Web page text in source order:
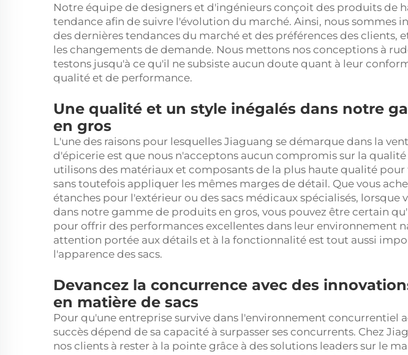
Notre équipe de designers et d'ingénieurs conçoit des produits de
tendance afin de suivre l'évolution du marché. Ainsi, nous sommes
des dernières tendances du marché et des préférences des clients,
les changements de demande. Nous mettons nos conceptions à
testons jusqu'à ce qu'il ne subsiste aucun doute quant à leur
qualité et de performance.
Une qualité et un style inégalés dans notre
en gros
L'une des raisons pour lesquelles Jiaguang se démarque dans la
d'épicerie est que nous n'acceptons aucun compromis sur la
utilisons des matériaux et composants de la plus haute qualité pour
sans toutefois appliquer les mêmes marges de détail. Que vous
étanches pour l'extérieur ou des sacs médicaux spécialisés, lorsque
dans notre gamme de produits en gros, vous pouvez être certain
pour offrir des performances excellentes dans leur environnement
attention portée aux détails et à la fonctionnalité est tout aussi
l'apparence des sacs.
Devancez la concurrence avec des
en matière de sacs
Pour qu'une entreprise survive dans l'environnement concurrentiel
succès dépend de sa capacité à surpasser ses concurrents. Chez
nos clients à rester à la pointe grâce à des solutions leaders sur le